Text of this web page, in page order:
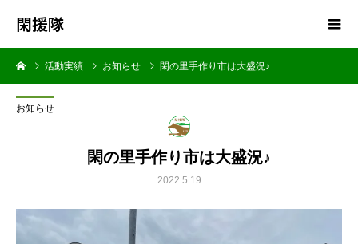
閑援隊
活動実績 お知らせ 閑の里手作り市は大盛況♪
お知らせ
閑の里手作り市は大盛況♪
2022.5.19